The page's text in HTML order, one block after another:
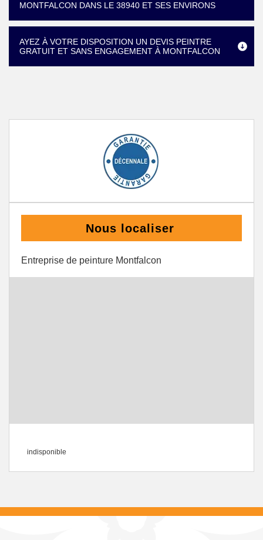
MONTFALCON DANS LE 38940 ET SES ENVIRONS
AYEZ À VOTRE DISPOSITION UN DEVIS PEINTRE
GRATUIT ET SANS ENGAGEMENT À MONTFALCON
Nous localiser
Entreprise de peinture Montfalcon
indisponible